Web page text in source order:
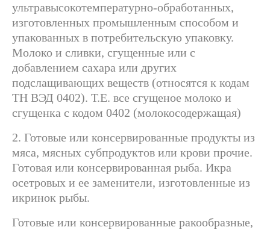
ультравысокотемпературно-обработанных,
изготовленных промышленным способом и
упакованных в потребительскую упаковку.
Молоко и сливки, сгущенные или с
добавлением сахара или других
подслащивающих веществ (относятся к кодам
ТН ВЭД 0402). Т.Е. все сгущеное молоко и
сгущенка с кодом 0402 (молокосодержащая)
2. Готовые или консервированные продукты из
мяса, мясных субпродуктов или крови прочие.
Готовая или консервированная рыба. Икра
осетровых и ее заменители, изготовленные из
икринок рыбы.
Готовые или консервированные ракообразные,